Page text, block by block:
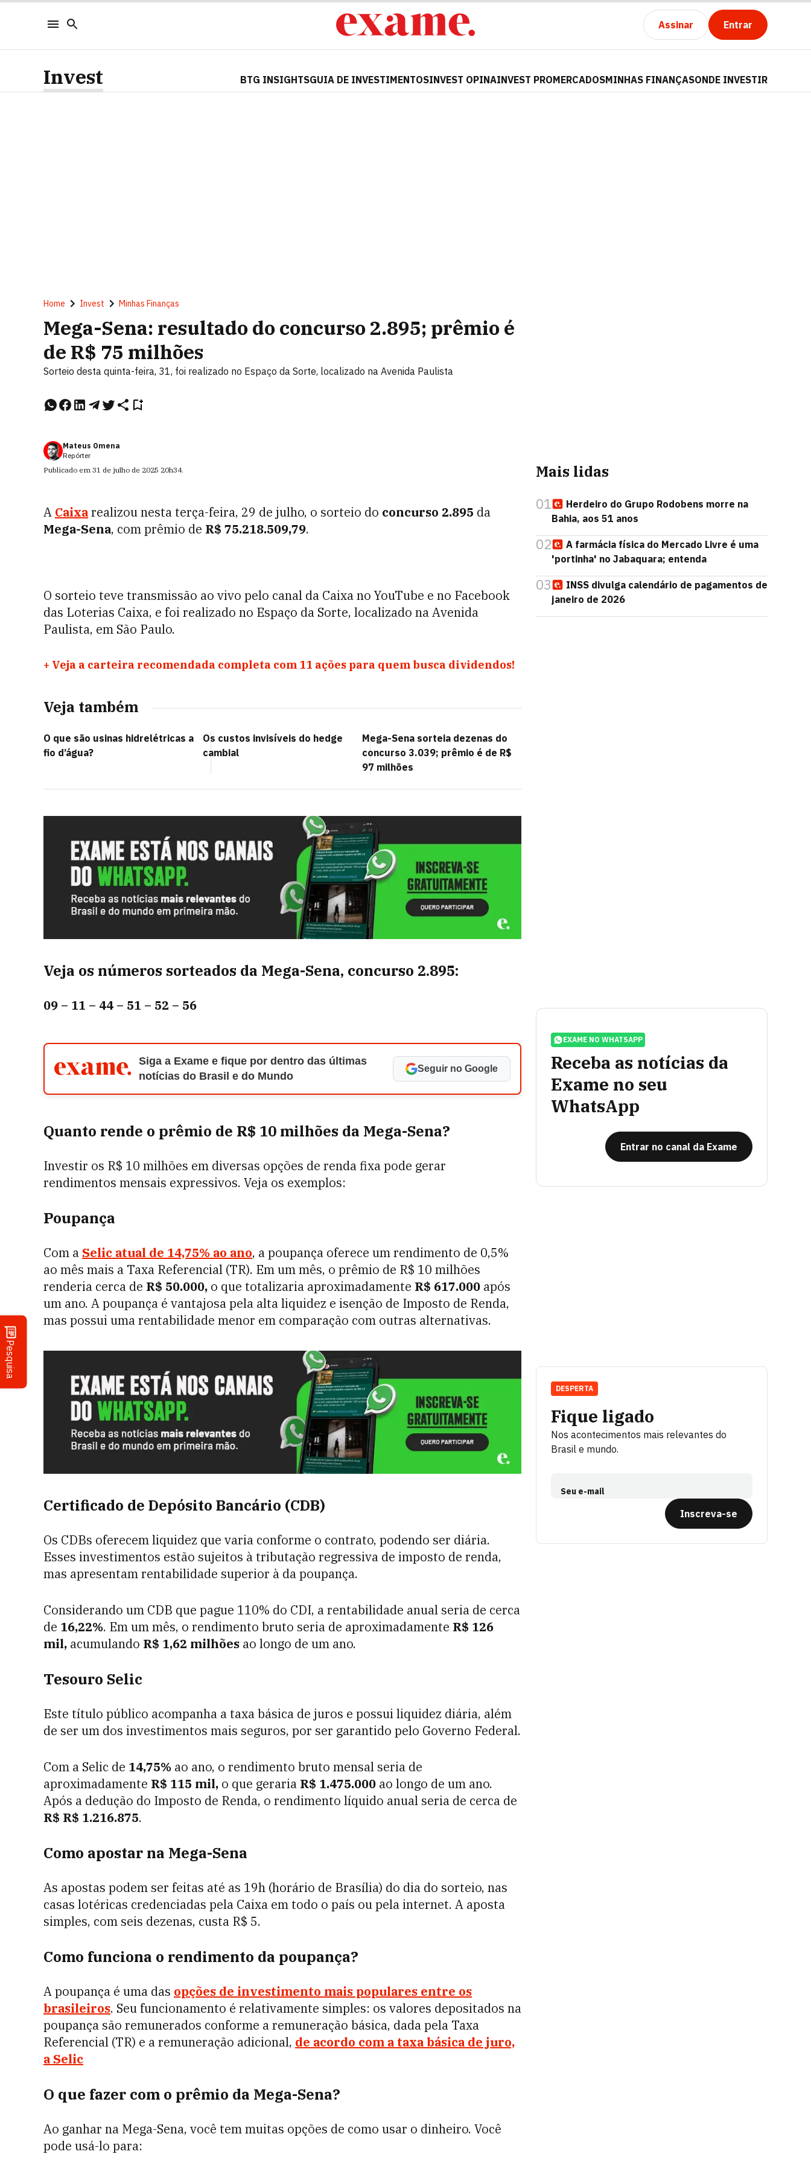
Assinar Entrar
Pesquisa
Invest BTG INSIGHTSGUIA DE INVESTIMENTOSINVEST OPINAINVEST PROMERCADOSMINHAS FINANÇASONDE INVESTIR
Home Invest Minhas Finanças
Mega-Sena: resultado do concurso 2.895; prêmio é
de R$ 75 milhões
Sorteio desta quinta-feira, 31, foi realizado no Espaço da Sorte, localizado na Avenida Paulista
Mateus Omena
Repórter
Publicado em 31 de julho de 2025 20h34.
A Caixarealizou nesta terça-feira, 29 de julho, o sorteio do concurso 2.895 da
Mega-Sena, com prêmio de R$ 75.218.509,79.
O sorteio teve transmissão ao vivo pelo canal da Caixa no YouTube e no Facebook
das Loterias Caixa, e foi realizado no Espaço da Sorte, localizado na Avenida
Paulista, em São Paulo.
+ Veja a carteira recomendada completa com 11 ações para quem busca dividendos!
Veja também
O que são usinas hidrelétricas a
fio d’água?
Os custos invisíveis do hedge
cambial
Mega-Sena sorteia dezenas do
concurso 3.039; prêmio é de R$
97 milhões
Veja os números sorteados da Mega-Sena, concurso 2.895:
09 – 11 – 44 – 51 – 52 – 56
Siga a Exame e fique por dentro das últimas
notícias do Brasil e do Mundo
Seguir no Google
Quanto rende o prêmio de R$ 10 milhões da Mega-Sena?
Investir os R$ 10 milhões em diversas opções de renda fixa pode gerar
rendimentos mensais expressivos. Veja os exemplos:
Poupança
Com a Selic atual de 14,75% ao ano, a poupança oferece um rendimento de 0,5%
ao mês mais a Taxa Referencial (TR). Em um mês, o prêmio de R$ 10 milhões
renderia cerca de R$ 50.000, o que totalizaria aproximadamente R$ 617.000 após
um ano. A poupança é vantajosa pela alta liquidez e isenção de Imposto de Renda,
mas possui uma rentabilidade menor em comparação com outras alternativas.
Certificado de Depósito Bancário (CDB)
Os CDBs oferecem liquidez que varia conforme o contrato, podendo ser diária.
Esses investimentos estão sujeitos à tributação regressiva de imposto de renda,
mas apresentam rentabilidade superior à da poupança.
Considerando um CDB que pague 110% do CDI, a rentabilidade anual seria de cerca
de 16,22%. Em um mês, o rendimento bruto seria de aproximadamente R$ 126
mil, acumulando R$ 1,62 milhões ao longo de um ano.
Tesouro Selic
Este título público acompanha a taxa básica de juros e possui liquidez diária, além
de ser um dos investimentos mais seguros, por ser garantido pelo Governo Federal.
Com a Selic de 14,75% ao ano, o rendimento bruto mensal seria de
aproximadamente R$ 115 mil, o que geraria R$ 1.475.000 ao longo de um ano.
Após a dedução do Imposto de Renda, o rendimento líquido anual seria de cerca de
R$ R$ 1.216.875.
Como apostar na Mega-Sena
As apostas podem ser feitas até as 19h (horário de Brasília) do dia do sorteio, nas
casas lotéricas credenciadas pela Caixa em todo o país ou pela internet. A aposta
simples, com seis dezenas, custa R$ 5.
Como funciona o rendimento da poupança?
A poupança é uma das opções de investimento mais populares entre os
brasileiros. Seu funcionamento é relativamente simples: os valores depositados na
poupança são remunerados conforme a remuneração básica, dada pela Taxa
Referencial (TR) e a remuneração adicional, de acordo com a taxa básica de juro,
a Selic
O que fazer com o prêmio da Mega-Sena?
Ao ganhar na Mega-Sena, você tem muitas opções de como usar o dinheiro. Você
pode usá-lo para:
Mais lidas
01
Herdeiro do Grupo Rodobens morre na
Bahia, aos 51 anos
02
A farmácia física do Mercado Livre é uma
'portinha' no Jabaquara; entenda
03
INSS divulga calendário de pagamentos de
janeiro de 2026
EXAME NO WHATSAPP
Receba as notícias da
Exame no seu
WhatsApp
Entrar no canal da Exame
Fique ligado
Nos acontecimentos mais relevantes do
Brasil e mundo.
Seu e-mail
Inscreva-se
DESPERTA